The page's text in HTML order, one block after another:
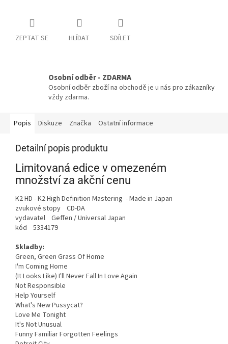
ZEPTAT SE HLÍDAT SDÍLET
Osobní odběr - ZDARMA
Osobní odběr zboží na obchodě je u nás pro zákazníky
vždy zdarma.
Popis Diskuze Značka Ostatní informace
Detailní popis produktu
Limitovaná edice v omezeném
množství za akční cenu
K2 HD - K2 High Definition Mastering - Made in Japan
zvukové stopy CD-DA
vydavatel Geffen / Universal Japan
kód 5334179
Skladby:
Green, Green Grass Of Home
I'm Coming Home
(It Looks Like) I'll Never Fall In Love Again
Not Responsible
Help Yourself
What's New Pussycat?
Love Me Tonight
It's Not Unusual
Funny Familiar Forgotten Feelings